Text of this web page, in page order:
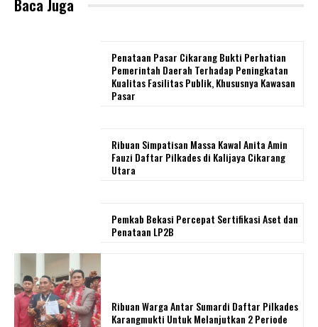
Baca Juga
Penataan Pasar Cikarang Bukti Perhatian
Pemerintah Daerah Terhadap Peningkatan
Kualitas Fasilitas Publik, Khususnya Kawasan
Pasar
Ribuan Simpatisan Massa Kawal Anita Amin
Fauzi Daftar Pilkades di Kalijaya Cikarang
Utara
Pemkab Bekasi Percepat Sertifikasi Aset dan
Penataan LP2B
Ribuan Warga Antar Sumardi Daftar Pilkades
Karangmukti Untuk Melanjutkan 2 Periode